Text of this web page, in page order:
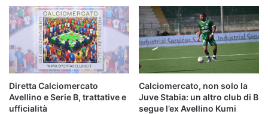
Diretta Calciomercato
Avellino e Serie B, trattative e
ufficialità
Calciomercato, non solo la
Juve Stabia: un altro club di B
segue l’ex Avellino Kumi